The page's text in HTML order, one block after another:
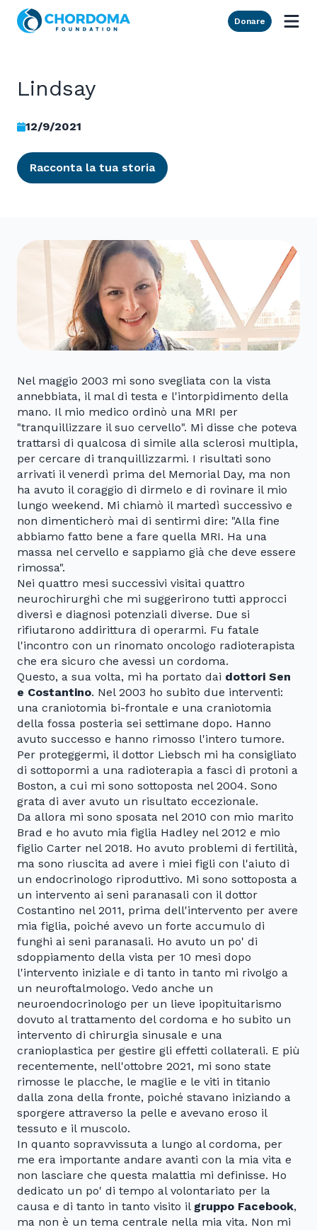
Skip to Main Content
Donare
Lindsay
12/9/2021
Racconta la tua storia
Nel maggio 2003 mi sono svegliata con la vista
annebbiata, il mal di testa e l'intorpidimento della
mano. Il mio medico ordinò una MRI per
"tranquillizzare il suo cervello". Mi disse che poteva
trattarsi di qualcosa di simile alla sclerosi multipla,
per cercare di tranquillizzarmi. I risultati sono
arrivati il venerdì prima del Memorial Day, ma non
ha avuto il coraggio di dirmelo e di rovinare il mio
lungo weekend. Mi chiamò il martedì successivo e
non dimenticherò mai di sentirmi dire: "Alla fine
abbiamo fatto bene a fare quella MRI. Ha una
massa nel cervello e sappiamo già che deve essere
rimossa".
Nei quattro mesi successivi visitai quattro
neurochirurghi che mi suggerirono tutti approcci
diversi e diagnosi potenziali diverse. Due si
rifiutarono addirittura di operarmi. Fu fatale
l'incontro con un rinomato oncologo radioterapista
che era sicuro che avessi un cordoma.
Questo, a sua volta, mi ha portato dai dottori Sen
e Costantino. Nel 2003 ho subito due interventi:
una craniotomia bi-frontale e una craniotomia
della fossa posteria sei settimane dopo. Hanno
avuto successo e hanno rimosso l'intero tumore.
Per proteggermi, il dottor Liebsch mi ha consigliato
di sottopormi a una radioterapia a fasci di protoni a
Boston, a cui mi sono sottoposta nel 2004. Sono
grata di aver avuto un risultato eccezionale.
Da allora mi sono sposata nel 2010 con mio marito
Brad e ho avuto mia figlia Hadley nel 2012 e mio
figlio Carter nel 2018. Ho avuto problemi di fertilità,
ma sono riuscita ad avere i miei figli con l'aiuto di
un endocrinologo riproduttivo. Mi sono sottoposta a
un intervento ai seni paranasali con il dottor
Costantino nel 2011, prima dell'intervento per avere
mia figlia, poiché avevo un forte accumulo di
funghi ai seni paranasali. Ho avuto un po' di
sdoppiamento della vista per 10 mesi dopo
l'intervento iniziale e di tanto in tanto mi rivolgo a
un neuroftalmologo. Vedo anche un
neuroendocrinologo per un lieve ipopituitarismo
dovuto al trattamento del cordoma e ho subito un
intervento di chirurgia sinusale e una
cranioplastica per gestire gli effetti collaterali. E più
recentemente, nell'ottobre 2021, mi sono state
rimosse le placche, le maglie e le viti in titanio
dalla zona della fronte, poiché stavano iniziando a
sporgere attraverso la pelle e avevano eroso il
tessuto e il muscolo.
In quanto sopravvissuta a lungo al cordoma, per
me era importante andare avanti con la mia vita e
non lasciare che questa malattia mi definisse. Ho
dedicato un po' di tempo al volontariato per la
causa e di tanto in tanto visito il gruppo Facebook,
ma non è un tema centrale nella mia vita. Non mi